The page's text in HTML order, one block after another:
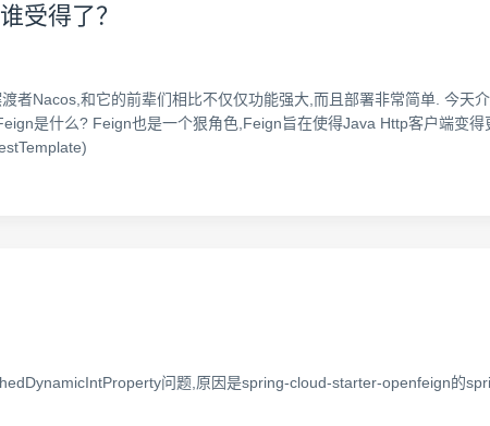
受得了？
者Nacos,和它的前辈们相比不仅仅功能强大,而且部署非常简单. 今天
是什么? Feign也是一个狠角色,Feign旨在使得Java Http客户端变
问题,原因是spring-cloud-starter-openfeign的